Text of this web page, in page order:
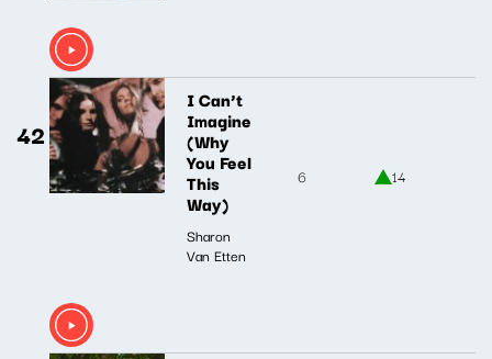
42
I Can’t
Imagine
(Why
You Feel
This
Way)
Sharon
Van Etten
6 14